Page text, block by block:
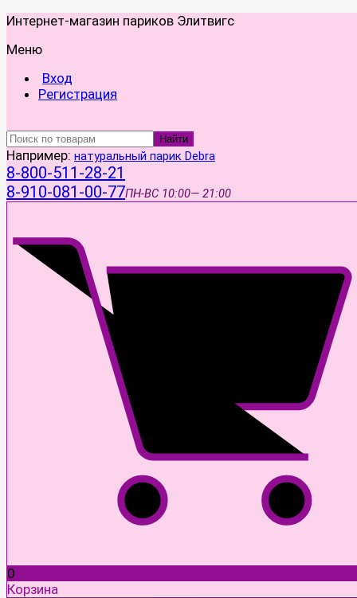
Интернет-магазин париков Элитвигс
Меню
Вход
Регистрация
Найти
Например: натуральный парик Debra
8-800-511-28-21
8-910-081-00-77ПН-ВС 10:00— 21:00
0
Корзина